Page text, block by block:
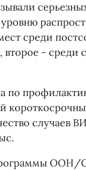
среди
- среди
по
случаев